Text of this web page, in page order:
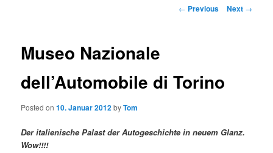
Post
← Previous Next →
Museo Nazionale
dell’Automobile di Torino
Posted on10. Januar 2012byTom
Der italienische Palast der Autogeschichte in neuem Glanz.
Wow!!!!